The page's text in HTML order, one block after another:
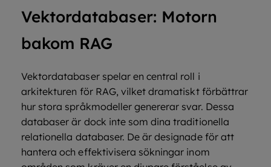
Vektordatabaser: Motorn
bakom RAG
Vektordatabaser spelar en central roll i
arkitekturen för RAG, vilket dramatiskt förbättrar
hur stora språkmodeller genererar svar. Dessa
databaser är dock inte som dina traditionella
relationella databaser. De är designade för att
hantera och effektivisera sökningar inom